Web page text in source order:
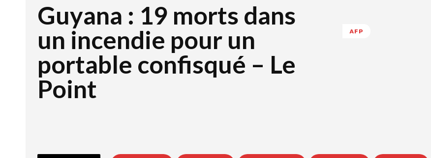
Guyana : 19 morts dans
un incendie pour un
portable confisqué – Le
Point
AFP